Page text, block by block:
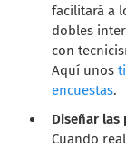
facilitará a
dobles
con
Aquí unos
encuestas.
Diseñar
Cuando